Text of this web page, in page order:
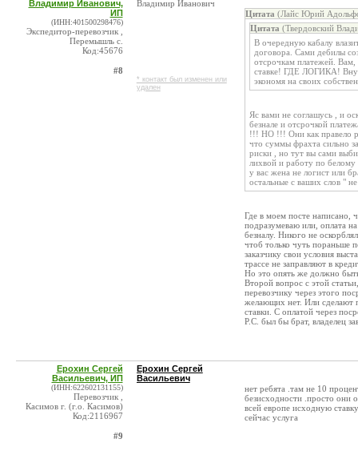
Владимир Иванович,
ИП
(ИНН:401500298476)
Экспедитор-перевозчик ,
Перемышль с.
Код:45676
#8
Владимир Иванович
* контакт был изменен или
удален
Цитата (Лайс Юрий
Цитата (Твердовский
В очередную кабалу
договора. Сами дебилы
отсрочкам платежей.
ставке! ГДЕ ЛОГИКА!
экономя на своих
Яс вами не соглашусь , и
безнале и отсрочкой
!!! НО !!! Они как правело
что суммы фрахта сильно
риски , но тут вы сами
лихвой и работу по
у вас жена не логист или
остальные с ваших слов "
Где в моем посте написано,
подразумеваю или, оплата
безналу. Никого не
чтоб только чуть пораньше
заказчику свои условия
трассе не заправляют в
Но это опять же должно быть
Второй вопрос с этой
перевозчику через этого
желающих нет. Или сделают
ставки. С оплатой через
Р.С. был бы брат, владелец
Ерохин Сергей
Васильевич, ИП
(ИНН:622602131155)
Перевозчик ,
Касимов г. (г.о. Касимов)
Код:2116967
#9
Ерохин Сергей
Васильевич
нет ребята .там не 10
безисходности .просто они
всей европе исходную
сейчас услуга